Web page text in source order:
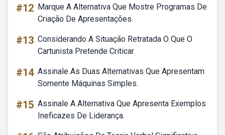
#12 Marque A Alternativa Que Mostre Programas De
Criação De Apresentações.
#13 Considerando A Situação Retratada O Que O
Cartunista Pretende Criticar
#14 Assinale As Duas Alternativas Que Apresentam
Somente Máquinas Simples.
#15 Assinale A Alternativa Que Apresenta Exemplos
Ineficazes De Liderança.